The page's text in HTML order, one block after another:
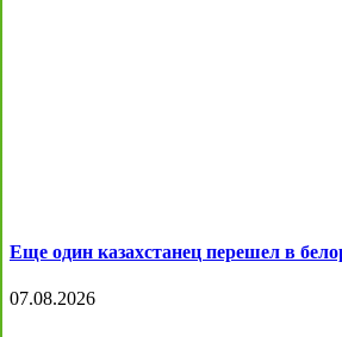
Еще один казахстанец перешел в
07.08.2026